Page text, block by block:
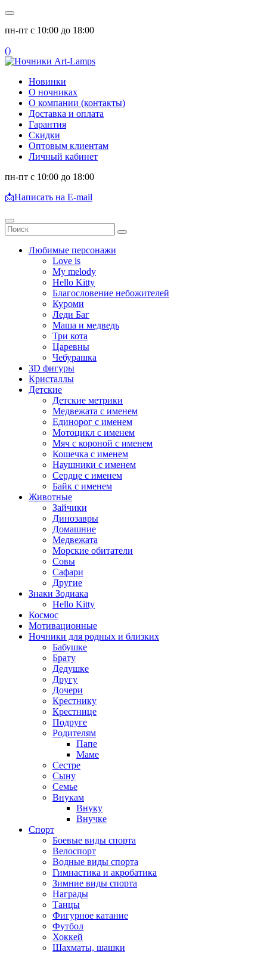
пн-пт с 10:00 до 18:00
()
Новинки
О ночниках
О компании (контакты)
Доставка и оплата
Гарантия
Скидки
Оптовым клиентам
Личный кабинет
пн-пт с 10:00 до 18:00
📩Написать на E-mail
Любимые персонажи
Love is
My melody
Hello Kitty
Благословение небожителей
Куроми
Леди Баг
Маша и медведь
Три кота
Царевны
Чебурашка
3D фигуры
Кристаллы
Детские
Детские метрики
Медвежата с именем
Единорог с именем
Мотоцикл с именем
Мяч с короной с именем
Кошечка с именем
Наушники с именем
Сердце с именем
Байк с именем
Животные
Зайчики
Динозавры
Домашние
Медвежата
Морские обитатели
Совы
Сафари
Другие
Знаки Зодиака
Hello Kitty
Космос
Мотивационные
Ночники для родных и близких
Бабушке
Брату
Дедушке
Другу
Дочери
Крестнику
Крестнице
Подруге
Родителям
Папе
Маме
Сестре
Сыну
Семье
Внукам
Внуку
Внучке
Спорт
Боевые виды спорта
Велоспорт
Водные виды спорта
Гимнастика и акробатика
Зимние виды спорта
Награды
Танцы
Фигурное катание
Футбол
Хоккей
Шахматы, шашки